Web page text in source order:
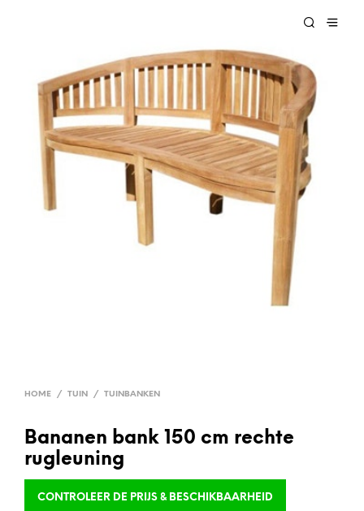
HOME / TUIN / TUINBANKEN
Bananen bank 150 cm rechte
rugleuning
CONTROLEER DE PRIJS & BESCHIKBAARHEID